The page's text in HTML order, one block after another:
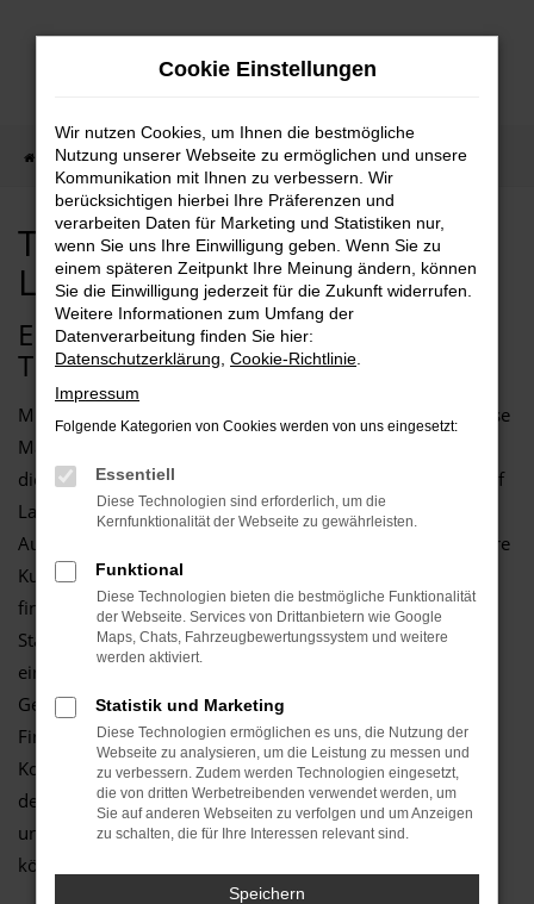
Zum
Startseite Essen Tesla Auto kaufen mit Lieferservice nach Essen
Tesla Auto kaufen mit
Lieferservice nach Essen
EIN GUTER ZEITPUNKT FÜR EINEN
TESLA IN ESSEN
Mit einem Tesla sind Sie perfekt für Essen motorisiert. Diese
Marke vereint zahlreiche Pluspunkte und bietet Fahrzeuge,
die gleichermaßen für den Stadtverkehr wie für Fahrten auf
Landstraße und Autobahn geeignet sind. Wir vom
Autozentrum Schmitz verkaufen Tesla gerne auch an unsere
Kundinnen und Kunden aus Essen und Umgebung. Sie
finden uns seit 2012 an unserem verkehrsgünstigen
Standort in Mönchengladbach, wo wir Ihnen durchgehend
eine solide Auswahl an Fahrzeugen präsentieren können.
Gerne sind wir bereit, beim Kauf eines Tesla für Essen eine
Finanzierung anzubieten. Unser Zinssätze bzw. die
Konditionen unseres Partners tragen oftmals eine „0“ vor
dem Komma und sorgen dafür, dass Sie ohne viel Zögern
und überflüssige Wartezeiten in Ihren Tesla einsteigen
können. Die Straßen von Essen warten schon.
Cookie Einstellungen
Wir nutzen Cookies, um Ihnen die bestmögliche
Nutzung unserer Webseite zu ermöglichen und unsere
Kommunikation mit Ihnen zu verbessern. Wir
berücksichtigen hierbei Ihre Präferenzen und
verarbeiten Daten für Marketing und Statistiken nur,
wenn Sie uns Ihre Einwilligung geben. Wenn Sie zu
einem späteren Zeitpunkt Ihre Meinung ändern, können
Sie die Einwilligung jederzeit für die Zukunft widerrufen.
Weitere Informationen zum Umfang der
Datenverarbeitung finden Sie hier:
Datenschutzerklärung Cookie-Richtlinie
Impressum
Folgende Kategorien von Cookies werden von uns eingesetzt:
Essentiell
Diese Technologien sind erforderlich, um die
Kernfunktionalität der Webseite zu gewährleisten.
Funktional
Diese Technologien bieten die bestmögliche Funktionalität
der Webseite. Services von Drittanbietern wie Google
Maps, Chats, Fahrzeugbewertungssystem und weitere
werden aktiviert.
Statistik und Marketing
Diese Technologien ermöglichen es uns, die Nutzung der
Webseite zu analysieren, um die Leistung zu messen und
zu verbessern. Zudem werden Technologien eingesetzt,
die von dritten Werbetreibenden verwendet werden, um
Sie auf anderen Webseiten zu verfolgen und um Anzeigen
zu schalten, die für Ihre Interessen relevant sind.
Speichern